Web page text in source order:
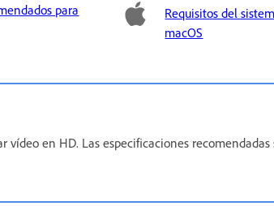
para
Requisitos del
macOS
vídeo en HD. Las especificaciones